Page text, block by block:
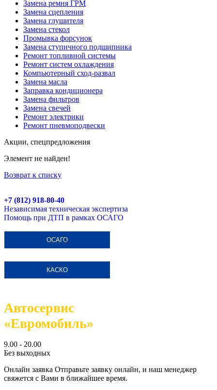
Замена ремня ГРМ
Замена сцепления
Замена глушителя
Замена стекол
Промывка форсунок
Замена ступичного подшипника
Ремонт топливной системы
Ремонт систем охлаждения
Компьютерный сход-развал
Замена масла
Заправка кондиционера
Замена фильтров
Замена свечей
Ремонт электрики
Ремонт пневмоподвески
Акции, спецпредложения
Элемент не найден!
Возврат к списку
+7 (812) 918-80-40
Независимая техническая экспертиза
Помощь при ДТП в рамках ОСАГО
ОСАГО
КАСКО
Автосервис
«Евромобиль»
9.00 - 20.00
Без выходных
Онлайн заявка Отправьте заявку онлайн, и наш менеджер
свяжется с Вами в ближайшее время.